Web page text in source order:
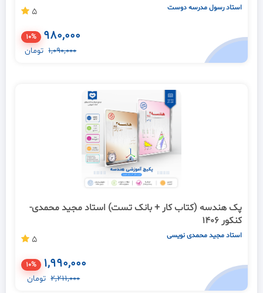
استاد رسول مدرسه دوست 5
980,000
10%
1,090,000 تومان
پک هندسه (کتاب کار + بانک تست) استاد مجید محمدی-
کنکور 1406
استاد مجید محمدی نویسی 5
1,990,000
10%
2,211,000 تومان